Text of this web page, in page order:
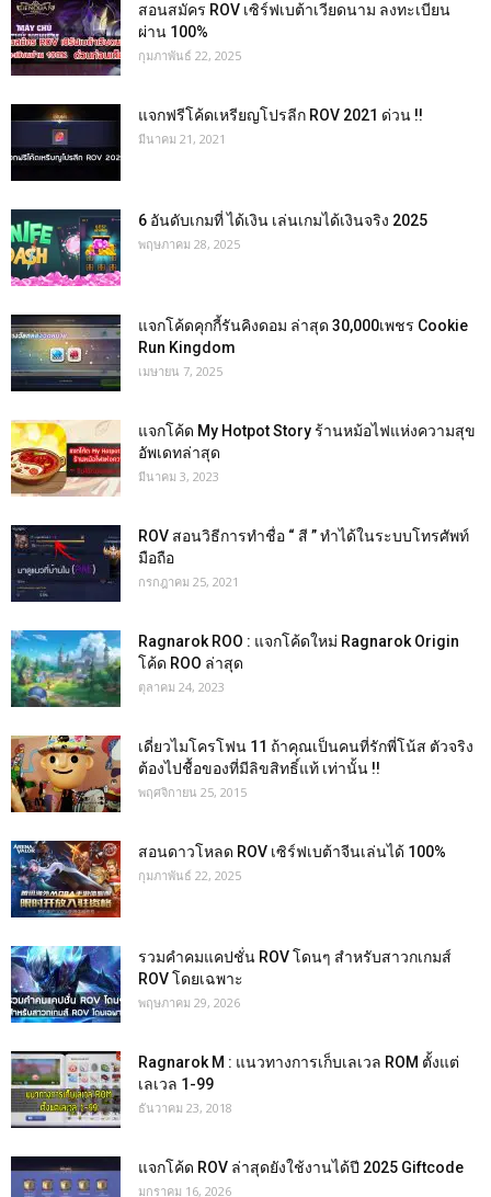
สอนสมัคร ROV เซิร์ฟเบต้าเวียดนาม ลงทะเบียน
ผ่าน 100%
กุมภาพันธ์ 22, 2025
แจกฟรีโค้ดเหรียญโปรลีก ROV 2021 ด่วน !!
มีนาคม 21, 2021
6 อันดับเกมที่ ได้เงิน เล่นเกมได้เงินจริง 2025
พฤษภาคม 28, 2025
แจกโค้ดคุกกี้รันคิงดอม ล่าสุด 30,000เพชร Cookie
Run Kingdom
เมษายน 7, 2025
แจกโค้ด My Hotpot Story ร้านหม้อไฟแห่งความสุข
อัพเดทล่าสุด
มีนาคม 3, 2023
ROV สอนวิธีการทำชื่อ “ สี ” ทำได้ในระบบโทรศัพท์
มือถือ
กรกฎาคม 25, 2021
Ragnarok ROO : แจกโค้ดใหม่ Ragnarok Origin
โค้ด ROO ล่าสุด
ตุลาคม 24, 2023
เดี่ยวไมโครโฟน 11 ถ้าคุณเป็นคนที่รักพี่โน้ส ตัวจริง
ต้องไปชื้อของที่มีลิขสิทธิ์แท้ เท่านั้น !!
พฤศจิกายน 25, 2015
สอนดาวโหลด ROV เซิร์ฟเบต้าจีนเล่นได้ 100%
กุมภาพันธ์ 22, 2025
รวมคำคมแคปชั่น ROV โดนๆ สำหรับสาวกเกมส์
ROV โดยเฉพาะ
พฤษภาคม 29, 2026
Ragnarok M : แนวทางการเก็บเลเวล ROM ตั้งแต่
เลเวล 1-99
ธันวาคม 23, 2018
แจกโค้ด ROV ล่าสุดยังใช้งานได้ปี 2025 Giftcode
มกราคม 16, 2026